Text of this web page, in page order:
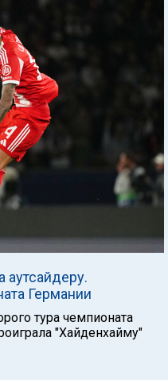
аутсайдеру.
Германии
тура чемпионата
"Хайденхайму"